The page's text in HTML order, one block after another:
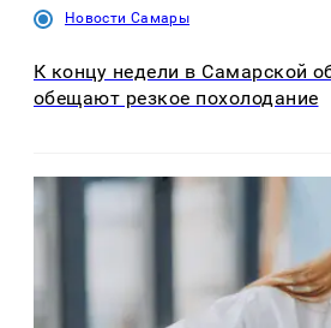
Новости Самары
К концу недели в Самарской
обещают резкое похолодание